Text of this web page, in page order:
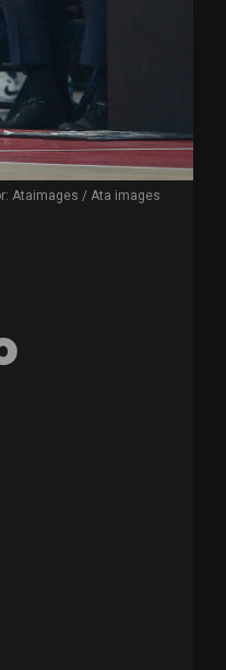
Ataimages / Ata images